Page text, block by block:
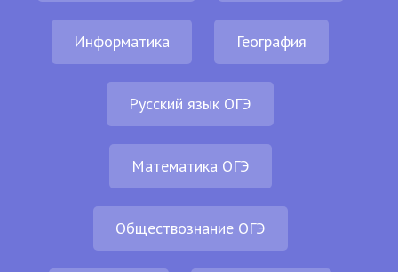
Информатика География
Русский язык ОГЭ
Математика ОГЭ
Обществознание ОГЭ